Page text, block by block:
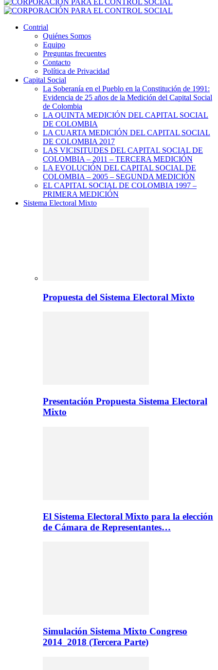
Contrial
Quiénes Somos
Equipo
Preguntas frecuentes
Contacto
Política de Privacidad
Capital Social
La Soberanía en el Pueblo en la Constitución de 1991:
Evidencia de 25 años de la Medición del Capital Social
de Colombia
LA QUINTA MEDICIÓN DEL CAPITAL SOCIAL
DE COLOMBIA
LA CUARTA MEDICIÓN DEL CAPITAL SOCIAL
DE COLOMBIA 2017
LAS VICISITUDES DEL CAPITAL SOCIAL DE
COLOMBIA – 2011 – TERCERA MEDICIÓN
LA EVOLUCIÓN DEL CAPITAL SOCIAL DE
COLOMBIA – 2005 – SEGUNDA MEDICIÓN
EL CAPITAL SOCIAL DE COLOMBIA 1997 –
PRIMERA MEDICIÓN
Sistema Electoral Mixto
Propuesta del Sistema Electoral Mixto
Presentación Propuesta Sistema Electoral
Mixto
El Sistema Electoral Mixto para la elección
de Cámara de Representantes…
Simulación Sistema Mixto Congreso
2014_2018 (Tercera Parte)